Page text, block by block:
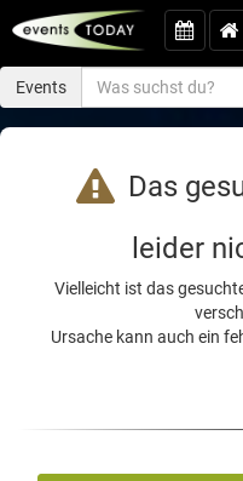
Events
Das
leider
Vielleicht ist das
Ursache kann auch ein